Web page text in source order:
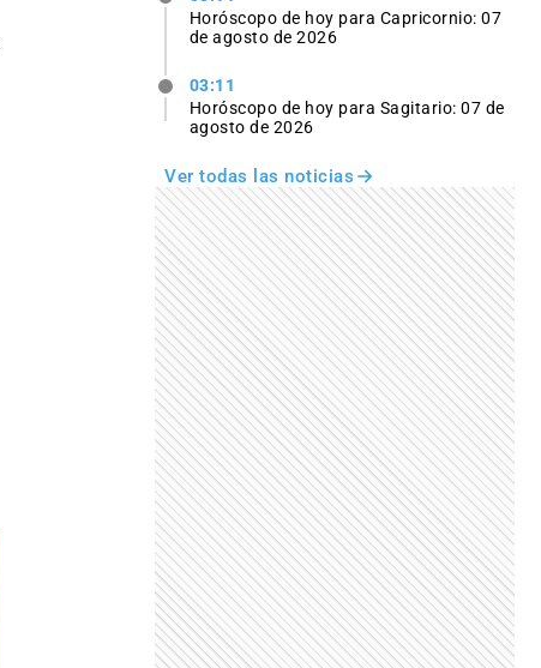
Horóscopo de hoy para Capricornio: 07
de agosto de 2026
03:11
Horóscopo de hoy para Sagitario: 07 de
agosto de 2026
Ver todas las noticias